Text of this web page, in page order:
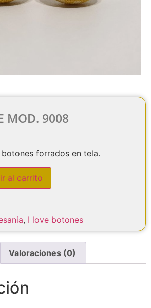
MOD. 9008
forrados en tela.
al carrito
, I love botones
Valoraciones (0)